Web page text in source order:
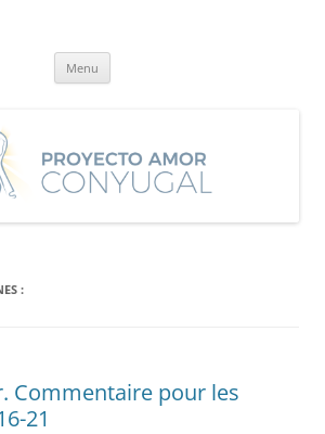
Menu
:
Commentaire pour les
21